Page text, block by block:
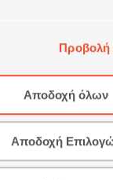
Προβολή
Αποδοχή όλων
Αποδοχή
RHOMBUS 35X35
2
4,00€
ΑΓΟΡΑ